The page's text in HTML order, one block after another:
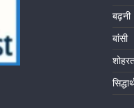
बढ़नी
बांसी